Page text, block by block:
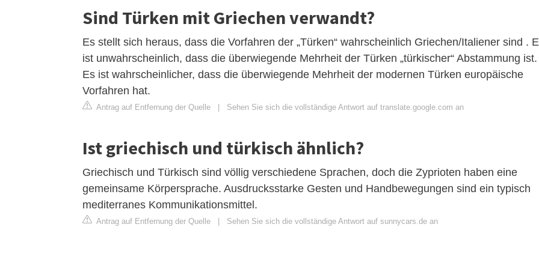
Sind Türken mit Griechen verwandt?
Es stellt sich heraus, dass die Vorfahren der „Türken“ wahrscheinlich Griechen/Italiener sind .
ist unwahrscheinlich, dass die überwiegende Mehrheit der Türken „türkischer“ Abstammung ist.
Es ist wahrscheinlicher, dass die überwiegende Mehrheit der modernen Türken europäische
Vorfahren hat.
Antrag auf Entfernung der Quelle | Sehen Sie sich die vollständige Antwort auf translate.google.com an
Ist griechisch und türkisch ähnlich?
Griechisch und Türkisch sind völlig verschiedene Sprachen, doch die Zyprioten haben eine
gemeinsame Körpersprache. Ausdrucksstarke Gesten und Handbewegungen sind ein typisch
mediterranes Kommunikationsmittel.
Antrag auf Entfernung der Quelle | Sehen Sie sich die vollständige Antwort auf sunnycars.de an